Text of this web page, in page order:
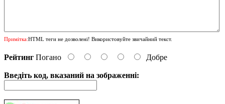
Примітка:HTML теги не дозволені! Використовуйте звичайний текст.
Рейтинг Погано Добре
Введіть код, вказаний на зображенні: